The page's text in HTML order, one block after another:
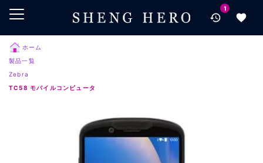
メインコンテンツにスキップ
検索にスキップ
フッターにスキップ
1
ホーム
製品一覧
Zebra
TC58 モバイルコンピュータ